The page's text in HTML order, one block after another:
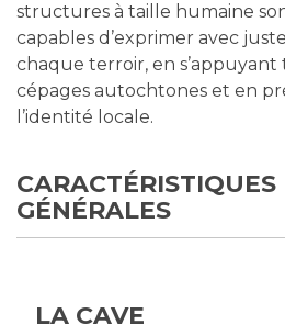
structures à taille humaine
capables d’exprimer avec
chaque terroir, en
cépages autochtones et en
l’identité locale.
CARACTÉRISTIQUES
GÉNÉRALES
LA CAVE